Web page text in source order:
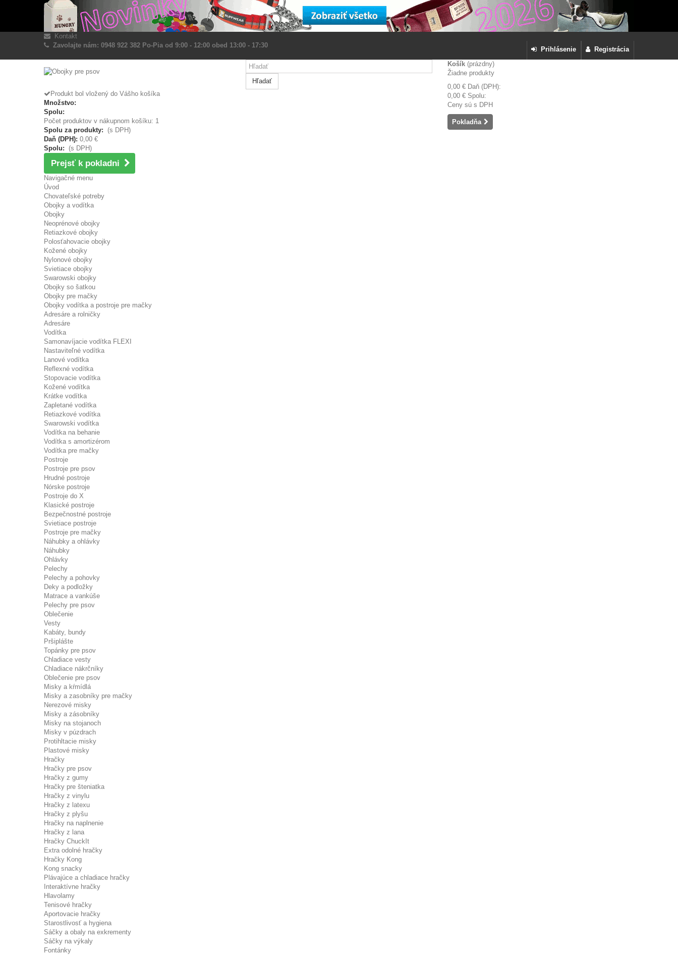
Kontakt
Zavolajte nám: 0948 922 382 Po-Pia od 9:00 - 12:00 obed 13:00 - 17:30
Registrácia
Prihlásenie
Hľadať
Košík (prázdny)
Žiadne produkty
0,00 € Daň (DPH):
0,00 € Spolu:
Ceny sú s DPH
Pokladňa
Produkt bol vložený do Vášho košíka
Množstvo:
Spolu:
Počet produktov v nákupnom košíku: 1
Spolu za produkty:
(s DPH)
Daň (DPH): 0,00 €
Spolu:
(s DPH)
Prejsť k pokladni
Navigačné menu
Úvod
Chovateľské potreby
Obojky a vodítka
Obojky
Neoprénové obojky
Retiazkové obojky
Polosťahovacie obojky
Kožené obojky
Nylonové obojky
Svietiace obojky
Swarowski obojky
Obojky so šatkou
Obojky pre mačky
Obojky vodítka a postroje pre mačky
Adresáre a rolničky
Adresáre
Vodítka
Samonavíjacie vodítka FLEXI
Nastaviteľné vodítka
Lanové vodítka
Reflexné vodítka
Stopovacie vodítka
Kožené vodítka
Krátke vodítka
Zapletané vodítka
Retiazkové vodítka
Swarowski vodítka
Vodítka na behanie
Vodítka s amortizérom
Vodítka pre mačky
Postroje
Postroje pre psov
Hrudné postroje
Nórske postroje
Postroje do X
Klasické postroje
Bezpečnostné postroje
Svietiace postroje
Postroje pre mačky
Náhubky a ohlávky
Náhubky
Ohlávky
Pelechy
Pelechy a pohovky
Deky a podložky
Matrace a vankúše
Pelechy pre psov
Oblečenie
Vesty
Kabáty, bundy
Pršiplášte
Topánky pre psov
Chladiace vesty
Chladiace nákrčníky
Oblečenie pre psov
Misky a kŕmídlá
Misky a zasobníky pre mačky
Nerezové misky
Misky a zásobníky
Misky na stojanoch
Misky v púzdrach
Protihltacie misky
Plastové misky
Hračky
Hračky pre psov
Hračky z gumy
Hračky pre šteniatka
Hračky z vinylu
Hračky z latexu
Hračky z plyšu
Hračky na naplnenie
Hračky z lana
Hračky ChuckIt
Extra odolné hračky
Hračky Kong
Kong snacky
Plávajúce a chladiace hračky
Interaktívne hračky
Hlavolamy
Tenisové hračky
Aportovacie hračky
Starostlivosť a hygiena
Sáčky a obaly na exkrementy
Sáčky na výkaly
Fontánky